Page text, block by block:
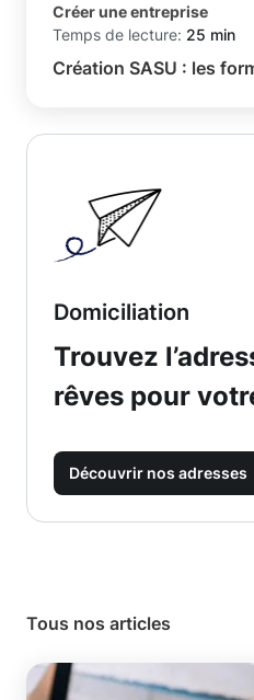
Créer une entreprise
Temps de lecture: 25 min
Création SASU : les
Domiciliation
Trouvez
rêves pour
Découvrir nos adresses
Tous nos articles